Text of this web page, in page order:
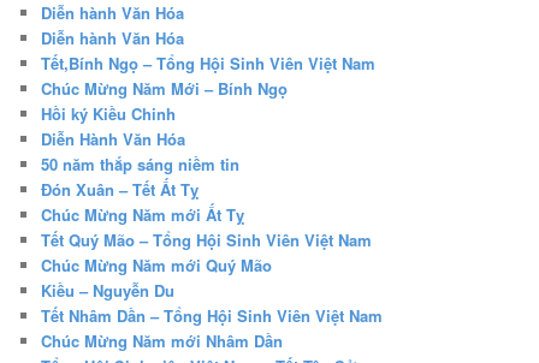
Diễn hành Văn Hóa
Diễn hành Văn Hóa
Tết,Bính Ngọ – Tổng Hội Sinh Viên Việt Nam
Chúc Mừng Năm Mới – Bính Ngọ
Hồi ký Kiều Chinh
Diễn Hành Văn Hóa
50 năm thắp sáng niềm tin
Đón Xuân – Tết Ất Tỵ
Chúc Mừng Năm mới Ất Tỵ
Tết Quý Mão – Tổng Hội Sinh Viên Việt Nam
Chúc Mừng Năm mới Quý Mão
Kiều – Nguyễn Du
Tết Nhâm Dần – Tổng Hội Sinh Viên Việt Nam
Chúc Mừng Năm mới Nhâm Dần